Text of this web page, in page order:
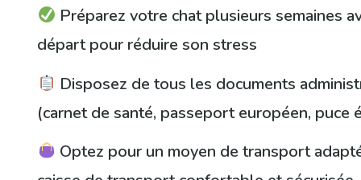
Préparez votre chat plusieurs semaines
départ pour réduire son stress
Disposez de tous les documents
(carnet de santé, passeport européen, puce
Optez pour un moyen de transport